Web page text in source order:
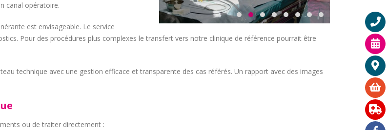
canal opératoire.
est envisageable. Le service
Pour des procédures plus complexes le transfert vers notre clinique de référence pourrait être
technique avec une gestion efficace et transparente des cas référés. Un rapport avec des images
ou de traiter directement :